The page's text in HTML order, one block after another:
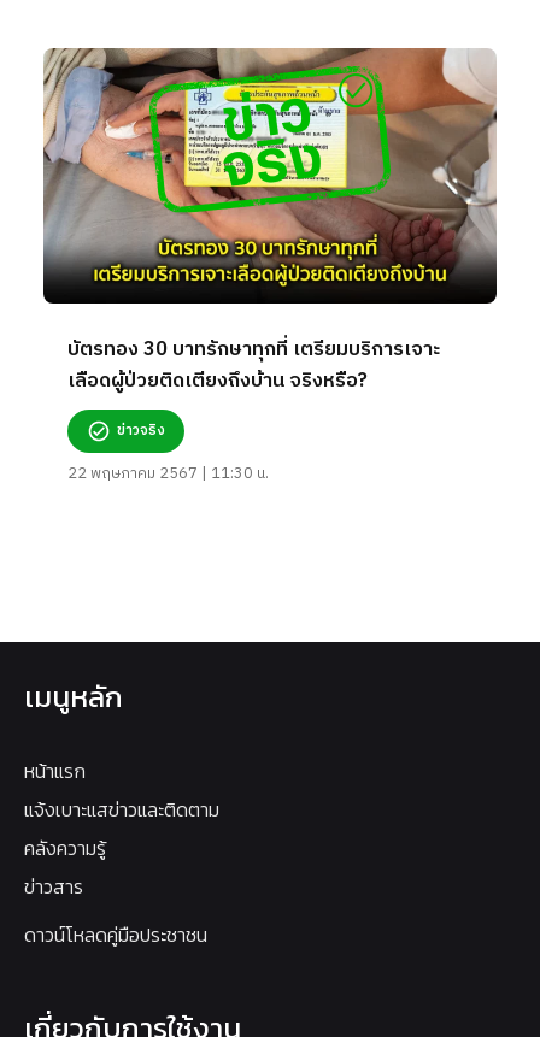
บัตรทอง 30 บาทรักษาทุกที่ เตรียมบริการเจาะ
เลือดผู้ป่วยติดเตียงถึงบ้าน จริงหรือ?
ข่าวจริง
22 พฤษภาคม 2567 | 11:30 น.
เมนูหลัก
หน้าแรก
แจ้งเบาะแสข่าวและติดตาม
คลังความรู้
ข่าวสาร
ดาวน์โหลดคู่มือประชาชน
เกี่ยวกับการใช้งาน